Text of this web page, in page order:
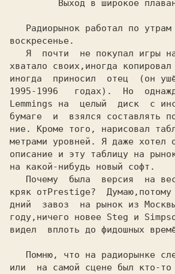
воскресенье.
хватало своих,иногда
иногда  приносил  отец  (он
1995-1996   годах).  Но
Lemmings на  целый  диск  с
бумаге  и  взялся составлять
ние. Кроме того, нарисовал
метрами уровней. Я даже хотел
описание и эту таблицу на
на какой-нибудь новый софт.
кряк от
дний  завоз  на рынок из
году,ничего новее Steg и
видел  вплоть до фидошных
или  на самой сцене был кто-то